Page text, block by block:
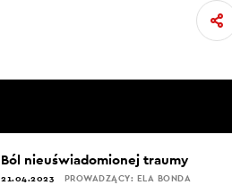
Ból nieuświadomionej traumy
21.04.2023 PROWADZĄCY: ELA BONDA